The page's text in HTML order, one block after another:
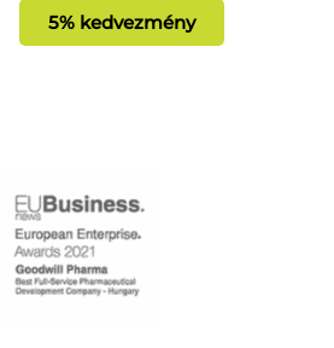
5% kedvezmény